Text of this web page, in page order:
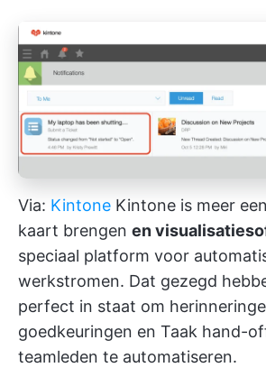
Via: Kintone Kintone is meer een
kaart brengen en
speciaal platform voor
werkstromen. Dat gezegd
perfect in staat om
goedkeuringen en Taak hand-
teamleden te automatiseren.